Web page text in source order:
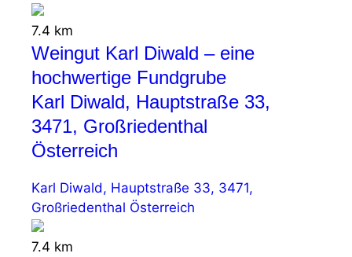
7.4 km
Weingut Karl Diwald – eine
hochwertige Fundgrube
Karl Diwald, Hauptstraße 33,
3471, Großriedenthal
Österreich
Karl Diwald, Hauptstraße 33, 3471,
Großriedenthal Österreich
7.4 km